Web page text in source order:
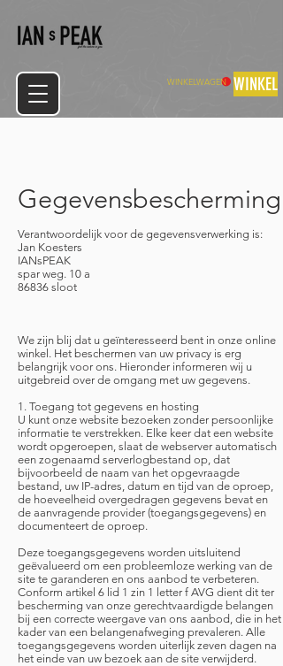
WINKEL
WINKELWAGEN
Gegevensbescherming
Verantwoordelijk voor de gegevensverwerking is:
Jan Koesters
IANsPEAK
spar weg. 10 a
86836 sloot
We zijn blij dat u geïnteresseerd bent in onze online
winkel. Het beschermen van uw privacy is erg
belangrijk voor ons. Hieronder informeren wij u
uitgebreid over de omgang met uw gegevens.
1. Toegang tot gegevens en hosting
U kunt onze website bezoeken zonder persoonlijke
informatie te verstrekken. Elke keer dat een website
wordt opgeroepen, slaat de webserver automatisch
een zogenaamd serverlogbestand op, dat
bijvoorbeeld de naam van het opgevraagde
bestand, uw IP-adres, datum en tijd van de oproep,
de hoeveelheid overgedragen gegevens bevat en
de aanvragende provider (toegangsgegevens) en
documenteert de oproep.
Deze toegangsgegevens worden uitsluitend
geëvalueerd om een probleemloze werking van de
site te garanderen en ons aanbod te verbeteren.
Conform artikel 6 lid 1 zin 1 letter f AVG dient dit ter
bescherming van onze gerechtvaardigde belangen
bij een correcte weergave van ons aanbod, die in het
kader van een belangenafweging prevaleren. Alle
toegangsgegevens worden uiterlijk zeven dagen na
het einde van uw bezoek aan de site verwijderd.